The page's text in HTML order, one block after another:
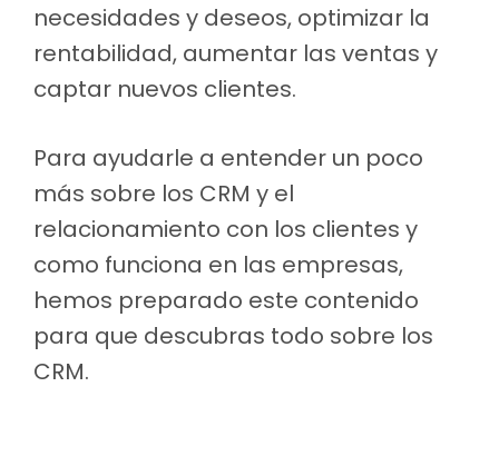
necesidades y deseos, optimizar la
rentabilidad, aumentar las ventas y
captar nuevos clientes.
Para ayudarle a entender un poco
más sobre los CRM y el
relacionamiento con los clientes y
como funciona en las empresas,
hemos preparado este contenido
para que descubras todo sobre los
CRM.